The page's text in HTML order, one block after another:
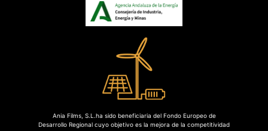
Ania Films, S.L.ha sido beneficiaria del Fondo Europeo de
Desarrollo Regional cuyo objetivo es la mejora de la competitividad